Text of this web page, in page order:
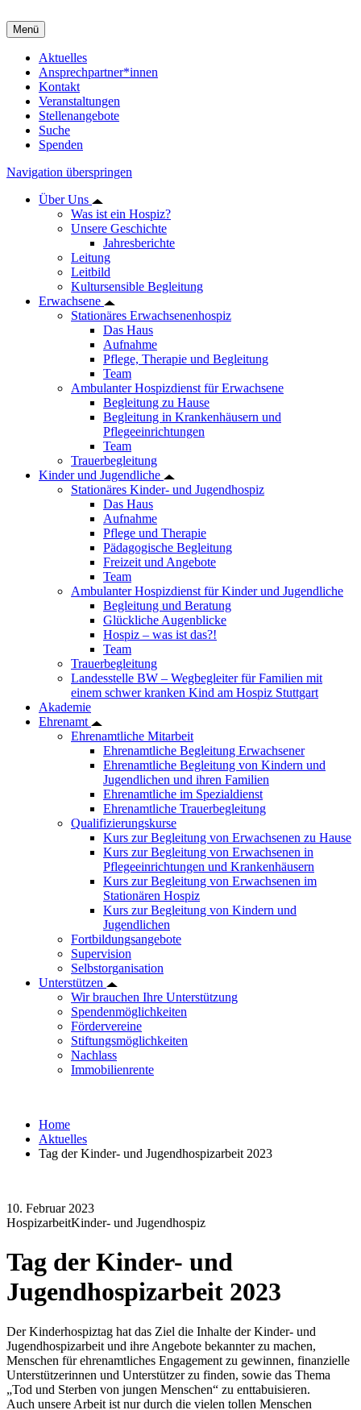
Menü
Aktuelles
Ansprechpartner*innen
Kontakt
Veranstaltungen
Stellenangebote
Suche
Spenden
Navigation überspringen
Über Uns
Was ist ein Hospiz?
Unsere Geschichte
Jahresberichte
Leitung
Leitbild
Kultursensible Begleitung
Erwachsene
Stationäres Erwachsenenhospiz
Das Haus
Aufnahme
Pflege, Therapie und Begleitung
Team
Ambulanter Hospizdienst für Erwachsene
Begleitung zu Hause
Begleitung in Krankenhäusern und
Pflegeeinrichtungen
Team
Trauerbegleitung
Kinder und Jugendliche
Stationäres Kinder- und Jugendhospiz
Das Haus
Aufnahme
Pflege und Therapie
Pädagogische Begleitung
Freizeit und Angebote
Team
Ambulanter Hospizdienst für Kinder und Jugendliche
Begleitung und Beratung
Glückliche Augenblicke
Hospiz – was ist das?!
Team
Trauerbegleitung
Landesstelle BW – Wegbegleiter für Familien mit
einem schwer kranken Kind am Hospiz Stuttgart
Akademie
Ehrenamt
Ehrenamtliche Mitarbeit
Ehrenamtliche Begleitung Erwachsener
Ehrenamtliche Begleitung von Kindern und
Jugendlichen und ihren Familien
Ehrenamtliche im Spezialdienst
Ehrenamtliche Trauerbegleitung
Qualifizierungskurse
Kurs zur Begleitung von Erwachsenen zu Hause
Kurs zur Begleitung von Erwachsenen in
Pflegeeinrichtungen und Krankenhäusern
Kurs zur Begleitung von Erwachsenen im
Stationären Hospiz
Kurs zur Begleitung von Kindern und
Jugendlichen
Fortbildungsangebote
Supervision
Selbstorganisation
Unterstützen
Wir brauchen Ihre Unterstützung
Spendenmöglichkeiten
Fördervereine
Stiftungsmöglichkeiten
Nachlass
Immobilienrente
Home
Aktuelles
Tag der Kinder- und Jugendhospizarbeit 2023
10. Februar 2023
HospizarbeitKinder- und Jugendhospiz
Tag der Kinder- und
Jugendhospizarbeit 2023
Der Kinderhospiztag hat das Ziel die Inhalte der Kinder- und
Jugendhospizarbeit und ihre Angebote bekannter zu machen,
Menschen für ehrenamtliches Engagement zu gewinnen, finanzielle
Unterstützerinnen und Unterstützer zu finden, sowie das Thema
„Tod und Sterben von jungen Menschen“ zu enttabuisieren.
Auch unsere Arbeit ist nur durch die vielen tollen Menschen